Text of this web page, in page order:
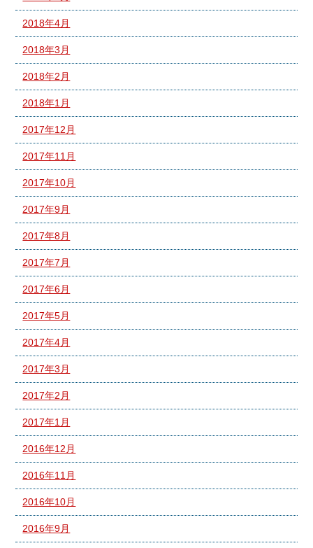
2018年4月
2018年3月
2018年2月
2018年1月
2017年12月
2017年11月
2017年10月
2017年9月
2017年8月
2017年7月
2017年6月
2017年5月
2017年4月
2017年3月
2017年2月
2017年1月
2016年12月
2016年11月
2016年10月
2016年9月